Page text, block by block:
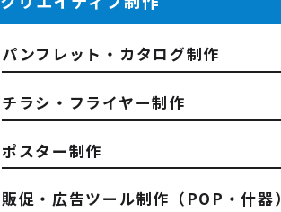
パンフレット・カタログ制作
チラシ・フライヤー制作
ポスター制作
販促・広告ツール制作（POP・什器）